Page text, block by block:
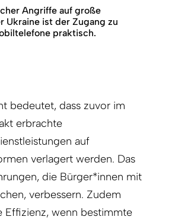
Angriffe auf große
Ukraine ist der Zugang zu
praktisch.
bedeutet, dass zuvor im
erbrachte
auf
verlagert werden. Das
die Bürger*innen mit
verbessern. Zudem
Effizienz, wenn bestimmte